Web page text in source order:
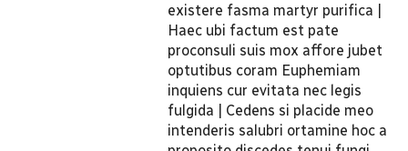
existere fasma martyr purifica |
Haec ubi factum est pate
proconsuli suis mox affore jubet
optutibus coram Euphemiam
inquiens cur evitata nec legis
fulgida | Cedens si placide meo
intenderis salubri ortamine hoc a